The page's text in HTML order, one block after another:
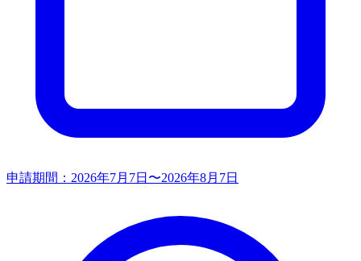
申請期間： 2026年7月7日〜2026年8月7日